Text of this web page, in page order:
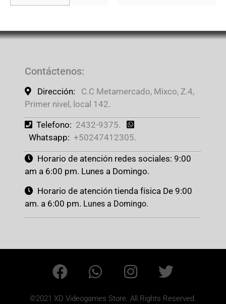
Contáctenos:
Dirección:
C.C Metamercado, Mixco, Z.4,
Primer nivel, local 142.
Telefono: 2432-9375.
Whatsapp: +50247412305.
Horario de atención redes sociales: 9:00
am a 6:00 pm. Lunes a Domingo.
Horario de atención tienda física De 9:00
am. a 6:00 pm. Lunes a Domingo.
©2021 XD Videogames Store. All Rights Reserved.